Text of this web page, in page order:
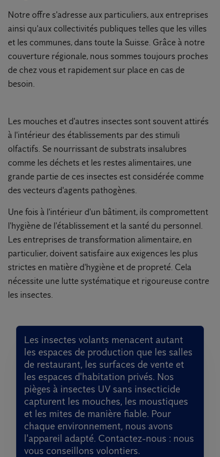
Notre offre s'adresse aux particuliers, aux entreprises
ainsi qu'aux collectivités publiques telles que les villes
et les communes, dans toute la Suisse. Grâce à notre
couverture régionale, nous sommes toujours proches
de chez vous et rapidement sur place en cas de
besoin.
Les mouches et d'autres insectes sont souvent attirés
à l'intérieur des établissements par des stimuli
olfactifs. Se nourrissant de substrats insalubres
comme les déchets et les restes alimentaires, une
grande partie de ces insectes est considérée comme
des vecteurs d'agents pathogènes.
Une fois à l'intérieur d'un bâtiment, ils compromettent
l'hygiène de l'établissement et la santé du personnel.
Les entreprises de transformation alimentaire, en
particulier, doivent satisfaire aux exigences les plus
strictes en matière d'hygiène et de propreté. Cela
nécessite une lutte systématique et rigoureuse contre
les insectes.
Les insectes volants menacent autant
les espaces de production que les salles
de restaurant, les surfaces de vente et
les espaces d'habitation privés. Nos
pièges à insectes UV sans insecticide
capturent les mouches, les moustiques
et les mites de manière fiable. Pour
chaque environnement, nous avons
l'appareil adapté. Contactez-nous : nous
vous conseillons volontiers.